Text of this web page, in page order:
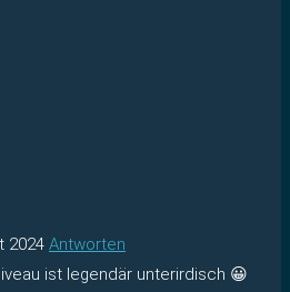
2024 Antworten
ist legendär unterirdisch 😀